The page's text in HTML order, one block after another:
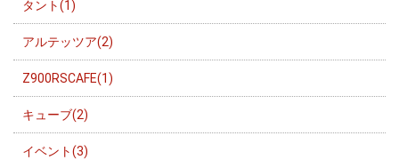
タント(1)
アルテッツア(2)
Z900RSCAFE(1)
キューブ(2)
イベント(3)